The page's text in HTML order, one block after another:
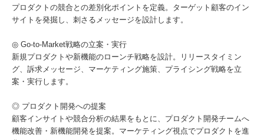
プロダクトの競合との差別化ポイントを定義。ターゲット顧客のイン
サイトを発掘し、刺さるメッセージを設計します。
◎ Go-to-Market戦略の立案・実行
新規プロダクトや新機能のローンチ戦略を設計。リリースタイミン
グ、訴求メッセージ、マーケティング施策、プライシング戦略を立
案・実行します。
◎ プロダクト開発への提案
顧客インサイトや競合分析の結果をもとに、プロダクト開発チームへ
機能改善・新機能開発を提案。マーケティング視点でプロダクトを進